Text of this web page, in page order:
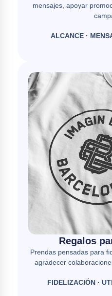
mensajes, apoyar
ALCANCE ·
Regalos
Prendas pensadas para
agradecer
FIDELIZACIÓN ·